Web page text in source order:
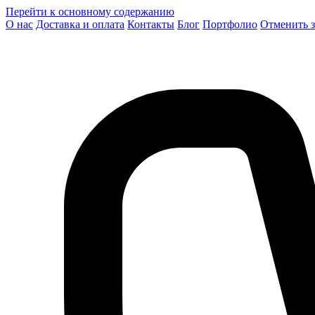
Перейти к основному содержанию
О нас Доставка и оплата Контакты Блог Портфолио Отменить